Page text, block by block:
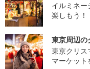
イルミネ
楽しもう！
東京周辺の
東京クリス
マーケッ